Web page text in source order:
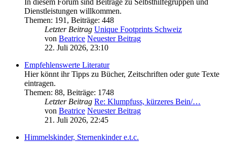
Dienstleistungen willkommen.
Themen: 191 , Beiträge: 448
Letzter Beitrag Unique Footprints Schweiz
von Beatrice Neuester Beitrag
22. Juli 2026, 23:10
Empfehlenswerte Literatur
Hier könnt ihr Tipps zu Bücher, Zeitschriften oder gute Texte
eintragen.
Themen: 88, Beiträge: 1748
Letzter Beitrag Re: Klumpfuss, kürzeres Bein/…
von Beatrice Neuester Beitrag
21. Juli 2026, 22:45
Himmelskinder, Sternenkinder e.t.c.